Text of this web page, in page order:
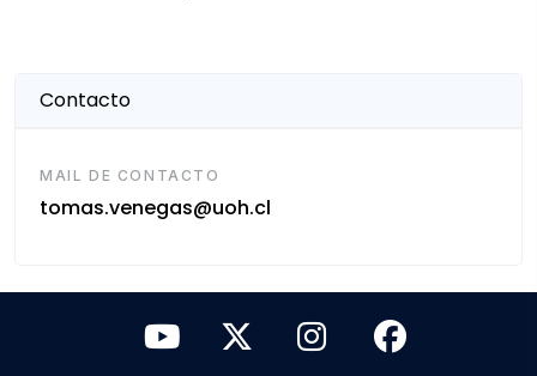
Contacto
MAIL DE CONTACTO
tomas.venegas@uoh.cl